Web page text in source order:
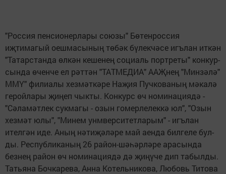
"Россия пенсионерла­ры союзы" Бөтенроссия
иҗтимагый оешмасының төбәк бүлекчәсе игълан иткән
"Татарстанда өлкән кешенең соци­аль портреты" конкур­
сында өченче ел рәттән "ТАТМЕДИА" ААҖнең "Минзәлә"
ММҮ" фили­алы хезмәткәре Наҗия Пучкованың мәкалә
ге­ройлары җиңеп чыкты. Конкурс өч номинациядә -
"Сәламәтлек сукма­гы - озын гомерлелеккә юл", "Озын
хезмәт юлы", "Минем унмверситетла­рым" - игълан
ителгән иде. Аның нәтиҗәләре май аенда билгеле бул­
ды. Республиканың 26 район-шәһәрләре ара­сында
безнең район өч номинациядә дә җиңүче дип табылды.
Татьяна Бочкарева, Анна Котель­никова, Любовь Титова